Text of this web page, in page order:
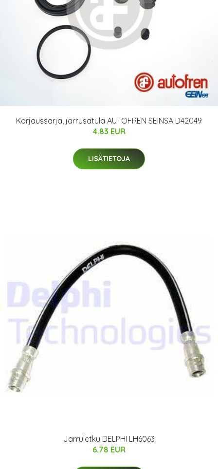
Korjaussarja, jarrusatula AUTOFREN SEINSA D42049
4.83 EUR
LISÄTIETOJA
Jarruletku DELPHI LH6063
6.78 EUR